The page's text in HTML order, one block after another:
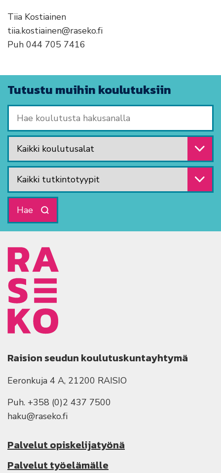
Tiia Kostiainen
tiia.kostiainen@raseko.fi
Puh 044 705 7416
Tutustu muihin koulutuksiin
Valitse koulutusala
Valitse tutkintotyyppi
Raision seudun koulutuskuntayhtymä
Eeronkuja 4 A, 21200 RAISIO
Puh. +358 (0)2 437 7500
haku@raseko.fi
Palvelut opiskelijatyönä
Palvelut työelämälle